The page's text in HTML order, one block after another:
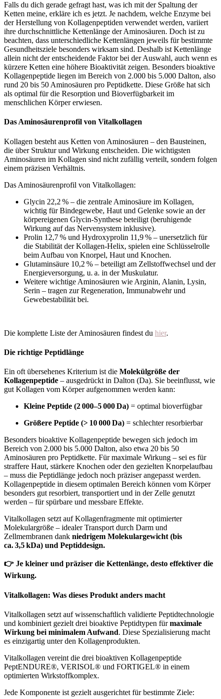
Falls du dich gerade gefragt hast, was ich mit der Spaltung der
Ketten meine, erkläre ich es jetzt. Je nachdem, welche Enzyme bei
der Herstellung von Kollagenpeptiden verwendet werden, variiert
ihre durchschnittliche Kettenlänge der Aminosäuren. Doch ist zu
beachten, dass unterschiedliche Kettenlängen jeweils für bestimmte
Gesundheitsziele besonders wirksam sind. Deshalb ist Kettenlänge
allein nicht der entscheidende Faktor bei der Auswahl, auch wenn es
kürzere Ketten eine höhere Bioaktivität zeigen. Besonders bioaktive
Kollagenpeptide liegen im Bereich von 2.000 bis 5.000 Dalton, also
rund 20 bis 50 Aminosäuren pro Peptidkette. Diese Größe hat sich
als optimal für die Resorption und Bioverfügbarkeit im
menschlichen Körper erwiesen.
Das Aminosäurenprofil von Vitalkollagen
Kollagen besteht aus Ketten von Aminosäuren – den Bausteinen,
die über Struktur und Wirkung entscheiden. Die wichtigsten
Aminosäuren im Kollagen sind nicht zufällig verteilt, sondern folgen
einem präzisen Verhältnis.
Das Aminosäurenprofil von Vitalkollagen:
Glycin 22,2 % – die zentrale Aminosäure im Kollagen,
wichtig für Bindegewebe, Haut und Gelenke sowie an der
körpereigenen Glycin-Synthese beteiligt (beruhigende
Wirkung auf das Nervensystem inklusive).
Prolin 12,7% und Hydroxyprolin 11,9% – unersetzlich für
die Stabilität der Kollagen-Helix, spielen eine Schlüsselrolle
beim Aufbau von Knorpel, Haut und Knochen.
Glutaminsäure 10,2 % – beteiligt am Zellstoffwechsel und der
Energieversorgung, u. a. in der Muskulatur.
Weitere wichtige Aminosäuren wie Arginin, Alanin, Lysin,
Serin – tragen zur Regeneration, Immunabwehr und
Gewebestabilität bei.
Die komplette Liste der Aminosäuren findest du hier.
Die richtige Peptidlänge
Ein oft übersehenes Kriterium ist die Molekülgröße der
Kollagenpeptide – ausgedrückt in Dalton (Da). Sie beeinflusst, wie
gut Kollagen vom Körper aufgenommen werden kann:
Kleine Peptide (2000–5000Da) = optimal bioverfügbar
Größere Peptide (> 10000Da) = schlechter resorbierbar
Besonders bioaktive Kollagenpeptide bewegen sich jedoch im
Bereich von 2.000 bis 5.000 Dalton, also etwa 20 bis 50
Aminosäuren pro Peptidkette. Für maximale Wirkung – sei es für
straffere Haut, stärkere Knochen oder den gezielten Knorpelaufbau
– muss die Peptidlänge jedoch noch präziser angepasst werden.
Kollagenpeptide in diesem optimalen Bereich können vom Körper
besonders gut resorbiert, transportiert und in der Zelle genutzt
werden – für spürbare und messbare Effekte.
Vitalkollagen setzt auf Kollagenfragmente mit optimierter
Molekulargröße – idealer Transport durch Darm und
Zellmembranen dank niedrigem Molekulargewicht (bis
ca.3,5kDa) und Peptiddesign.
👉 Je kleiner und präziser die Kettenlänge, desto effektiver die
Wirkung.
Vitalkollagen: Was dieses Produkt anders macht
Vitalkollagen setzt auf wissenschaftlich validierte Peptidtechnologie
und kombiniert gezielt drei bioaktive Peptidtypen fürmaximale
Wirkung bei minimalem Aufwand. Diese Spezialisierung macht
es einzigartig unter den Kollagenprodukten.
Vitalkollagen vereint die drei bioaktiven Kollagenpeptide
PeptENDURE®, VERISOL® und FORTIGEL® in einem
optimierten Wirkstoffkomplex.
Jede Komponente ist gezielt ausgerichtet für bestimmte Ziele: